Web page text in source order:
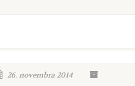
26. novembra 2014